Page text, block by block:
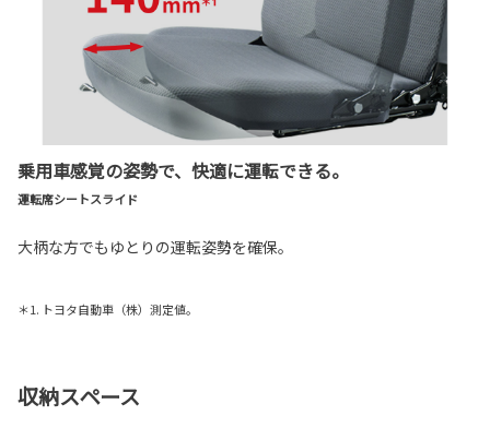
乗用車感覚の姿勢で、快適に運転できる。
運転席シートスライド
大柄な方でもゆとりの運転姿勢を確保。
＊1. トヨタ自動車（株）測定値。
収納スペース